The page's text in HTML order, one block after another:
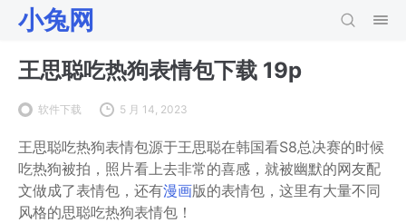
小兔网
王思聪吃热狗表情包下载 19p
软件下载 5 月 14, 2023
王思聪吃热狗表情包源于王思聪在韩国看S8总决赛的时候
吃热狗被拍，照片看上去非常的喜感，就被幽默的网友配
文做成了表情包，还有漫画版的表情包，这里有大量不同
风格的思聪吃热狗表情包！